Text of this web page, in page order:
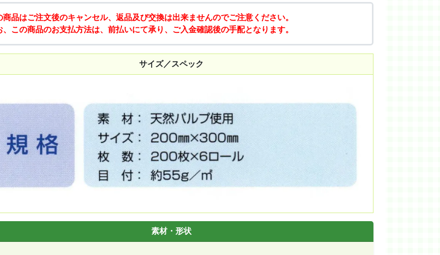
品はご注文後のキャンセル、返品及び交換は出来ませんのでご注意ください。
この商品のお支払方法は、前払いにて承り、ご入金確認後の手配となります。
サイズ／スペック
素材・形状